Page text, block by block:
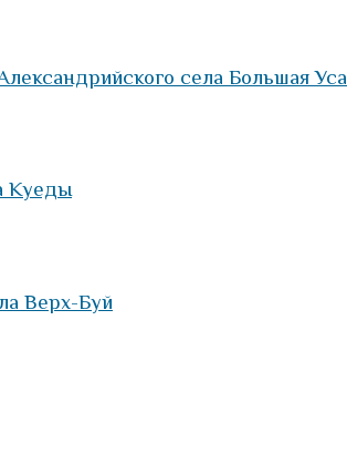
села Большая Уса
Куеды
Верх-Буй